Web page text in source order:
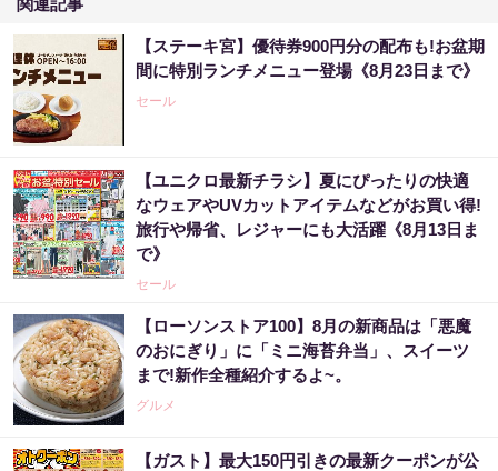
関連記事
【ステーキ宮】優待券900円分の配布も!お盆期
間に特別ランチメニュー登場《8月23日まで》
セール
【ユニクロ最新チラシ】夏にぴったりの快適
なウェアやUVカットアイテムなどがお買い得!
旅行や帰省、レジャーにも大活躍《8月13日ま
で》
セール
【ローソンストア100】8月の新商品は「悪魔
のおにぎり」に「ミニ海苔弁当」、スイーツ
まで!新作全種紹介するよ~。
グルメ
【ガスト】最大150円引きの最新クーポンが公